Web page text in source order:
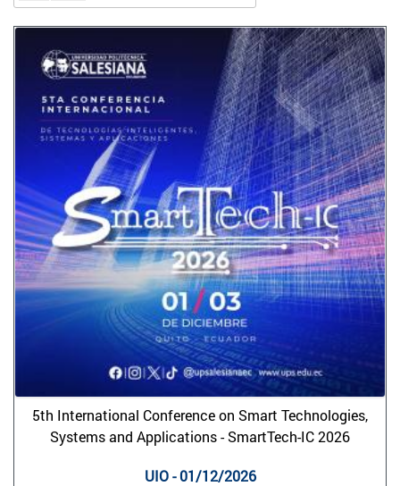
5th International Conference on Smart Technologies,
Systems and Applications - SmartTech-IC 2026
UIO - 01/12/2026